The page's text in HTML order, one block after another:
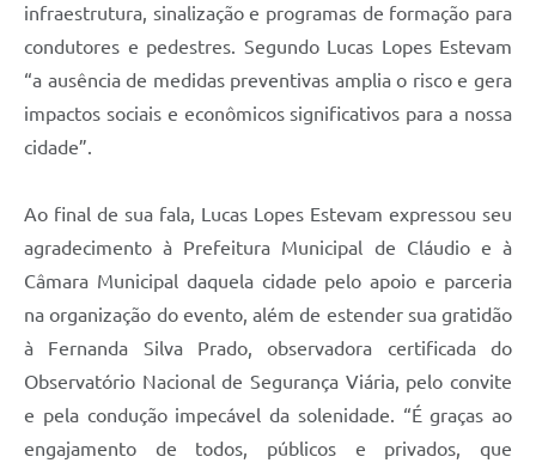
infraestrutura, sinalização e programas de formação para
condutores e pedestres. Segundo Lucas Lopes Estevam
“a ausência de medidas preventivas amplia o risco e gera
impactos sociais e econômicos significativos para a nossa
cidade”.
Ao final de sua fala, Lucas Lopes Estevam expressou seu
agradecimento à Prefeitura Municipal de Cláudio e à
Câmara Municipal daquela cidade pelo apoio e parceria
na organização do evento, além de estender sua gratidão
à Fernanda Silva Prado, observadora certificada do
Observatório Nacional de Segurança Viária, pelo convite
e pela condução impecável da solenidade. “É graças ao
engajamento de todos, públicos e privados, que